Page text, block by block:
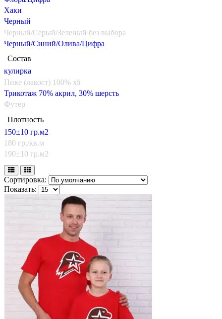
Хаки
Черный
Черный/Серый/Зеленый без выбора
Черный/Синий/Олива/Цифра
Состав
кулирка
Пике (лакост) 100% хб
Трикотаж 70% акрил, 30% шерсть
Футер
Плотность
150±10 гр.м2
180 гр./кв.м
190±10 гр.м2
Сортировка:
Показать: